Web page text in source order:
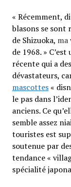
« Récemment,
blasons se sont
de Shizuoka, ma
de 1968. » C’est
récente qui a
dévastateurs,
mascottes«
le pas dans
anciens. Ce
semble assez
touristes est
soutenue par
tendance «
spécialité